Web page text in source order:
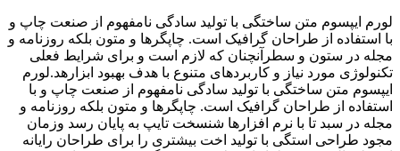
لورم ایپسوم متن ساختگی با تولید سادگی نامفهوم از صنعت چاپ و
با استفاده از طراحان گرافیک است. چاپگرها و متون بلکه روزنامه و
مجله در ستون و سطرآنچنان که لازم است و برای شرایط فعلی
تکنولوژی مورد نیاز و کاربردهای متنوع با هدف بهبود ابزارهد.لورم
ایپسوم متن ساختگی با تولید سادگی نامفهوم از صنعت چاپ و با
استفاده از طراحان گرافیک است. چاپگرها و متون بلکه روزنامه و
مجله در سبد تا با نرم افزارها شنسخت تایپ به پایان رسد وزمان
مجود طراحی استگی با تولید اخت بیشتری را برای طراحان رایانه